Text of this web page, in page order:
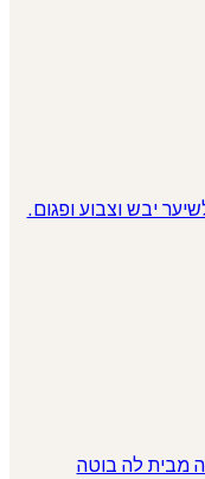
יבש וצבוע ופגום.
מבית לה בוטה